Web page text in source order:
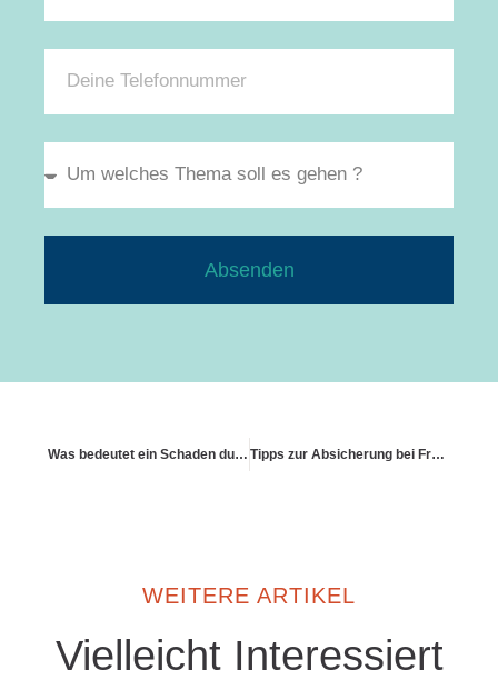
Absenden
Was bedeutet ein Schaden durch Brand Tipps zur Absicherung bei Frostschäden
WEITERE ARTIKEL
Vielleicht Interessiert